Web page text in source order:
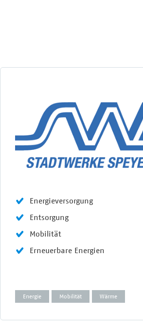
Energieversorgung
Entsorgung
Mobilität
Erneuerbare Energien
Energie Mobilität Wärme